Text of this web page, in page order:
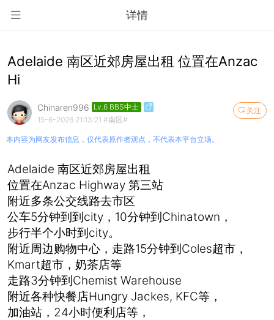
详情
Adelaide 南区近郊房屋出租 位置在Anzac
Hi
关注
Chinaren996 Lv.6 BBS中士
15-6-2026 21:13:21 #南区#
本内容为网友发布信息，仅代表原作者观点，不代表本平台立场。
Adelaide 南区近郊房屋出租
位置在Anzac Highway 第三站
附近多条公交线路去市区
公车5分钟到到city，10分钟到Chinatown，
步行半个小时到city。
附近周边购物中心，走路15分钟到Coles超市，
Kmart超市，奶茶店等
走路3分钟到Chemist Warehouse
附近各种快餐店Hungry Jackes, KFC等，
加油站，24小时便利店等，